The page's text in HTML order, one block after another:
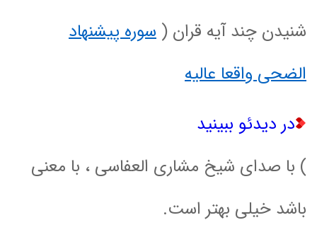
شنیدن چند آیه قران ( سوره پیشنهاد
الضحی واقعا عالیه
در دیدئو ببینید
) با صدای شیخ مشاری العفاسی ، با معنی
باشد خیلی بهتر است.